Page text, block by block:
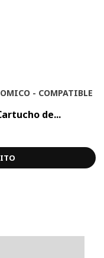
- COMPATIBLE
de...